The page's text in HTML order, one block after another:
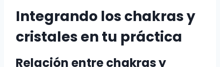
Integrando los chakras y
cristales en tu práctica
Relación entre chakras y